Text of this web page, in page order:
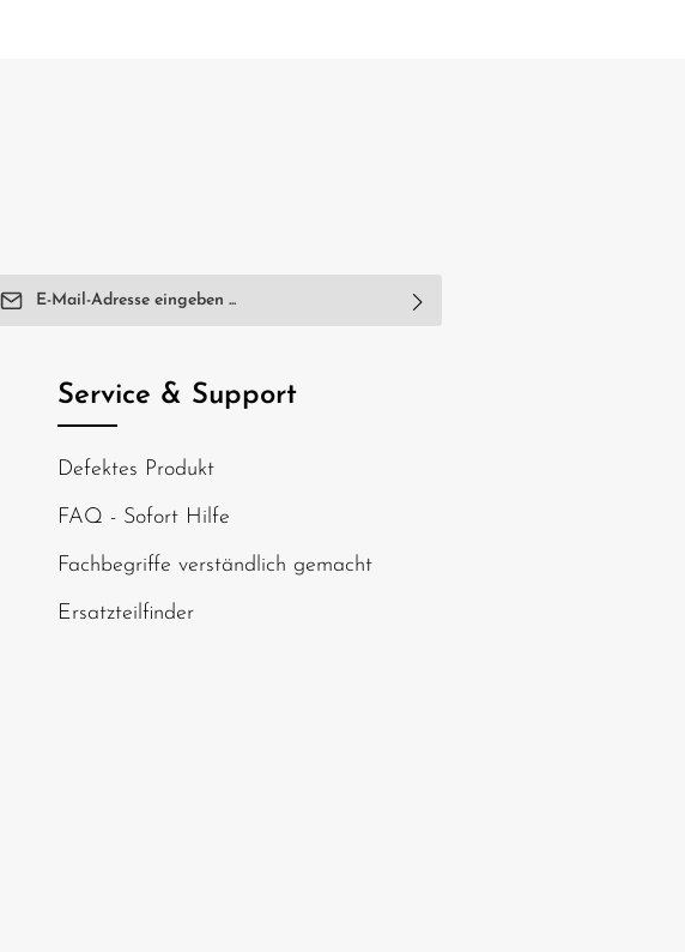
Mail-Adresse*
einverstanden.
Zeichen ein*
Service & Support
Defektes Produkt
FAQ - Sofort Hilfe
Fachbegriffe verständlich gemacht
Ersatzteilfinder